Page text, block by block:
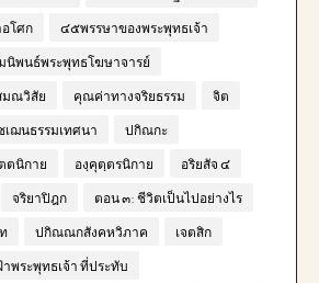
อโศก ๔๕พรรษาของพระพุทธเจ้า
นิพนธ์พระพุทธโฆษาจารย์
มณวิสัย คุณค่าทางจริยธรรม จิต
เฌนธรรมเทศนา ปกิณกะ
ตนิกาย องฺคุตฺตรนิกาย อริยสัจ ๔
จริยาปิฎก ตอน ๓: ชีวิตเป็นไปอย่างไร
ปกิณณกสังคหวิภาค เจตสิก
าพระพุทธเจ้า ที่ประทับ